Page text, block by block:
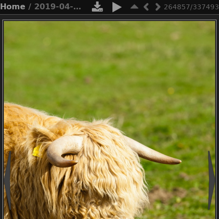
264857/337493
Home / 2019-04-n3-0504